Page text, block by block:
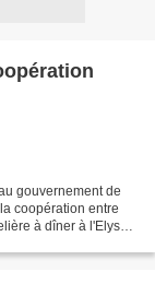
gouvernement de
coopération entre
à dîner à l'Elysée